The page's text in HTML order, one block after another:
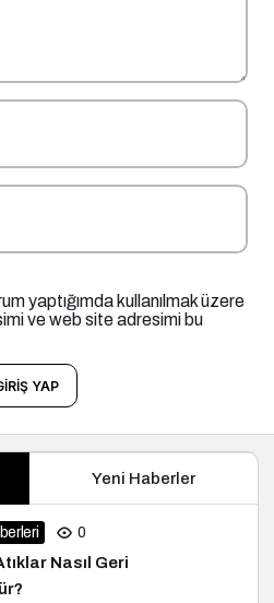
yaptığımda kullanılmak üzere
ve web site adresimi bu
YAP
Yeni Haberler
0
Nasıl Geri